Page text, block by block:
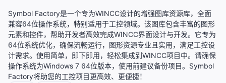
Symbol Factory是一个专为WINCC设计的增强图库资源库，全面
兼容64位操作系统，特别适用于工控领域。该图库包含丰富的图形
元素和控件，帮助开发者高效完成WINCC界面设计与开发。它专为
64位系统优化，确保流畅运行，图形资源专业且实用，满足工控设
计需求。使用简单，即下即用，轻松集成到WINCC项目中。请确保
操作系统为Windows 7 64位版本，使用前建议备份项目。Symbol
Factory将助您的工控项目更高效、更便捷！